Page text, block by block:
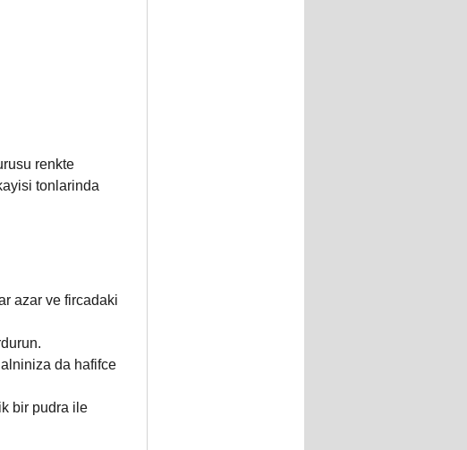
renkte
tonlarinda
azar ve fircadaki
da hafifce
bir pudra ile